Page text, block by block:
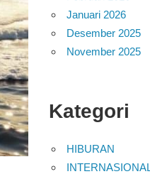
Januari 2026
Desember 2025
November 2025
Kategori
HIBURAN